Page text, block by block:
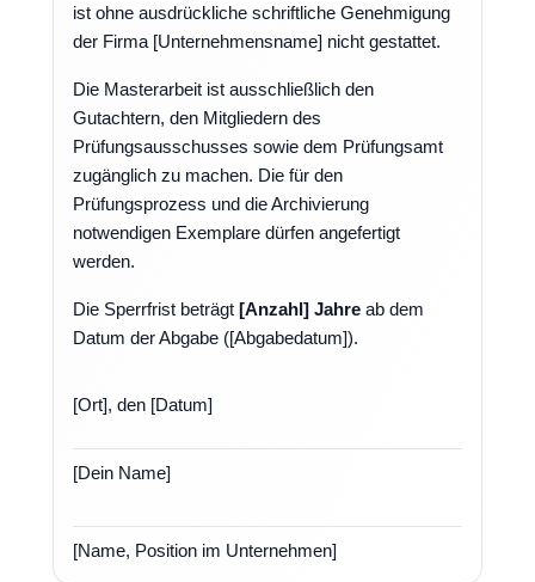
ist ohne ausdrückliche schriftliche Genehmigung
der Firma [Unternehmensname] nicht gestattet.
Die Masterarbeit ist ausschließlich den
Gutachtern, den Mitgliedern des
Prüfungsausschusses sowie dem Prüfungsamt
zugänglich zu machen. Die für den
Prüfungsprozess und die Archivierung
notwendigen Exemplare dürfen angefertigt
werden.
Die Sperrfrist beträgt [Anzahl] Jahre ab dem
Datum der Abgabe ([Abgabedatum]).
[Ort], den [Datum]
[Dein Name]
[Name, Position im Unternehmen]